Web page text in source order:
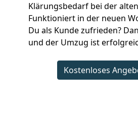
Klärungsbedarf bei der
Funktioniert in der neuen
Du als Kunde zufrieden?
und der Umzug ist
Kostenloses